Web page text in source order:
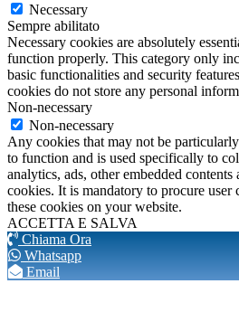
Necessary
Sempre abilitato
Necessary cookies are absolutely
function properly. This category only
basic functionalities and security
cookies do not store any personal
Non-necessary
Non-necessary
Any cookies that may not be
to function and is used specifically to
analytics, ads, other embedded contents
cookies. It is mandatory to procure user
these cookies on your website.
ACCETTA E SALVA
Chiama Ora
Whatsapp
Email